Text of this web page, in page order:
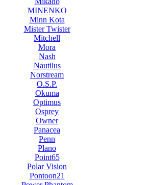
MINENKO
Minn Kota
Mister Twister
Mitchell
Mora
Nash
Nautilus
Norstream
O.S.P.
Okuma
Optimus
Osprey
Owner
Panacea
Penn
Plano
Point65
Polar Vision
Pontoon21